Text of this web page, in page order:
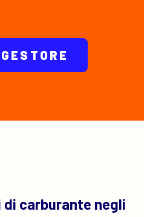
carburante negli